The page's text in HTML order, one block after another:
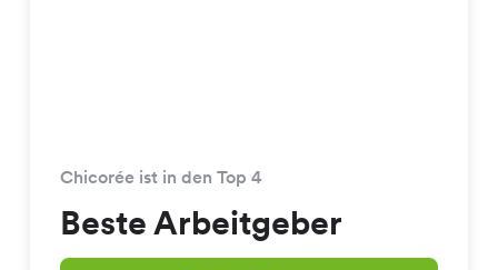
Chicorée ist in den Top 4
Beste Arbeitgeber